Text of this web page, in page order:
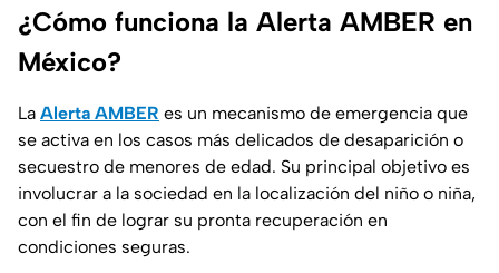
¿Cómo funciona la Alerta AMBER en
México?
La Alerta AMBER es un mecanismo de emergencia que
se activa en los casos más delicados de desaparición o
secuestro de menores de edad. Su principal objetivo es
involucrar a la sociedad en la localización del niño o niña,
con el fin de lograr su pronta recuperación en
condiciones seguras.